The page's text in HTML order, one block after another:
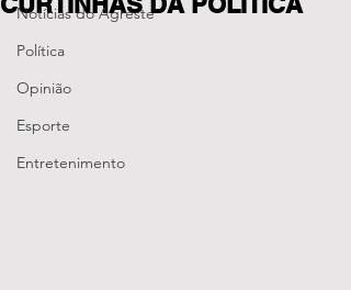
Notícias do Agreste
Política
Opinião
Esporte
Entretenimento